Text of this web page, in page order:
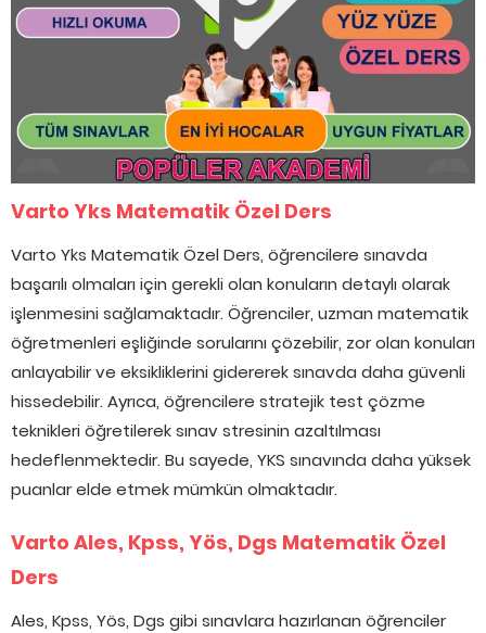
Varto Yks Matematik Özel Ders
Varto Yks Matematik Özel Ders, öğrencilere sınavda
başarılı olmaları için gerekli olan konuların detaylı olarak
işlenmesini sağlamaktadır. Öğrenciler, uzman matematik
öğretmenleri eşliğinde sorularını çözebilir, zor olan konuları
anlayabilir ve eksikliklerini gidererek sınavda daha güvenli
hissedebilir. Ayrıca, öğrencilere stratejik test çözme
teknikleri öğretilerek sınav stresinin azaltılması
hedeflenmektedir. Bu sayede, YKS sınavında daha yüksek
puanlar elde etmek mümkün olmaktadır.
Varto Ales, Kpss, Yös, Dgs Matematik Özel
Ders
Ales, Kpss, Yös, Dgs gibi sınavlara hazırlanan öğrenciler